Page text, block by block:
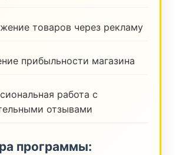
товаров через рекламу
прибыльности магазина
работа с
отзывами
программы: